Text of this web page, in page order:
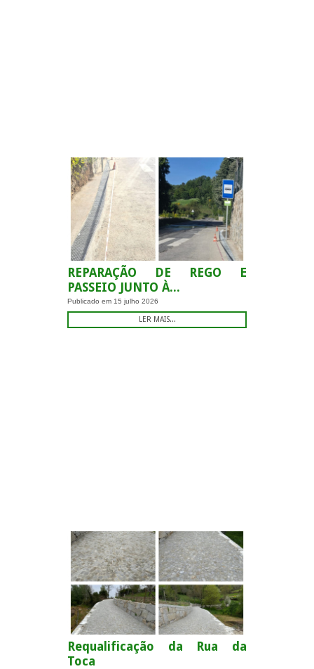
REPARAÇÃO DE REGO E
PASSEIO JUNTO À...
Publicado em 15 julho 2026
LER MAIS...
Requalificação da Rua da
Toca